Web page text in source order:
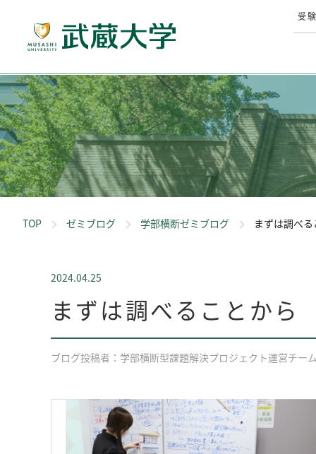
受
TOP ゼミブログ 学部横断ゼミブログ まずは調べ
2024.04.25
まずは調べることから
ブログ投稿者：学部横断型課題解決プロジェクト運営チ